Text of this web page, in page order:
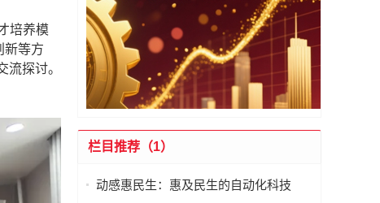
培养模
新等方
探讨。
栏目推荐（1）
动感惠民生：惠及民生的自动化科技